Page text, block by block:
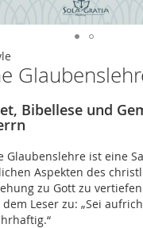
Bibellese und
Glaubenslehre ist eine
Aspekten des
zu Gott zu
Leser zu: „Sei